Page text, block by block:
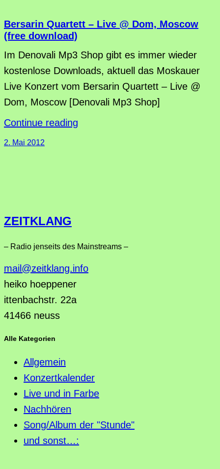
Bersarin Quartett – Live @ Dom, Moscow
(free download)
Im Denovali Mp3 Shop gibt es immer wieder
kostenlose Downloads, aktuell das Moskauer
Live Konzert vom Bersarin Quartett – Live @
Dom, Moscow [Denovali Mp3 Shop]
Continue reading
2. Mai 2012
ZEITKLANG
– Radio jenseits des Mainstreams –
mail@zeitklang.info
heiko hoeppener
ittenbachstr. 22a
41466 neuss
Alle Kategorien
Allgemein
Konzertkalender
Live und in Farbe
Nachhören
Song/Album der "Stunde"
und sonst…: